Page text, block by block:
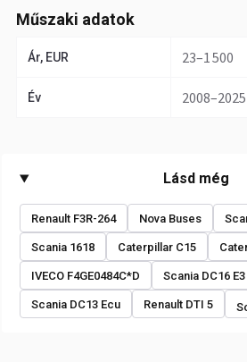
Műszaki adatok
Ár, EUR 23–1 500
Év 2008–2025
Lásd még
Renault F3R-264 Nova Buses
Scania 1618 Caterpillar C15
IVECO F4GE0484C*D Scania DC16 E3
Scania DC13 Ecu Renault DTI 5